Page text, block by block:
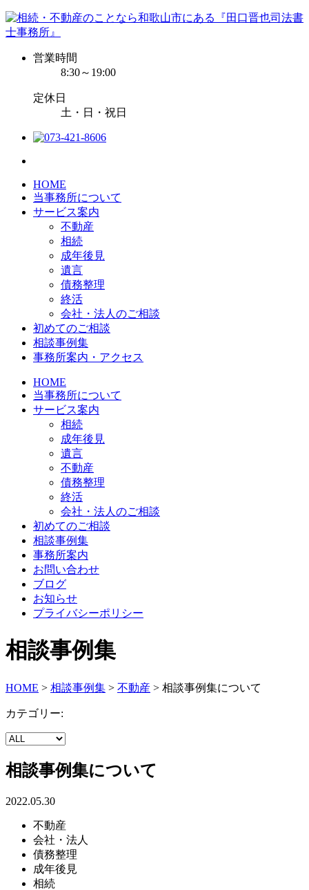
営業時間
8:30～19:00
定休日
土・日・祝日
HOME
当事務所について
サービス案内
不動産
相続
成年後見
遺言
債務整理
終活
会社・法人のご相談
初めてのご相談
相談事例集
事務所案内・アクセス
HOME
当事務所について
サービス案内
相続
成年後見
遺言
不動産
債務整理
終活
会社・法人のご相談
初めてのご相談
相談事例集
事務所案内
お問い合わせ
ブログ
お知らせ
プライバシーポリシー
相談事例集
HOME > 相談事例集 > 不動産 > 相談事例集について
カテゴリー:
相談事例集について
2022.05.30
不動産
会社・法人
債務整理
成年後見
相続